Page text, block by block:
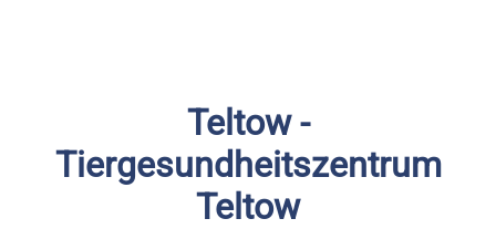
Teltow -
Tiergesundheitszentrum
Teltow